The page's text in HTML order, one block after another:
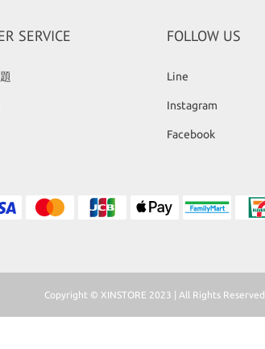
SERVICE FOLLOW US
Line
Instagram
Facebook
Copyright © XINSTORE 2023 | All Rights Reserved